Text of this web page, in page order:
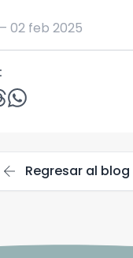
02 feb 2025
arrow_back Regresar al blog